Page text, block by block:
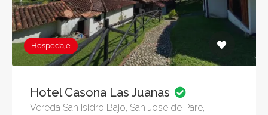
Hospedaje
Hotel Casona Las Juanas
Vereda San Isidro Bajo, San Jose de Pare,